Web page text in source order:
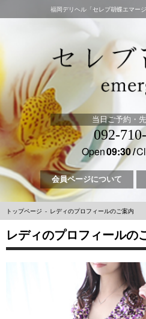
福岡デリヘル「セレブ胡蝶エマー
当日ご予約・
092-
Open09:30
会員ページについて
トップページ レディのプロフィールのご案内
レディのプロフィールの